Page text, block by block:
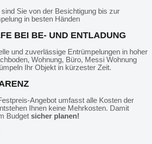
Sie von der Besichtigung bis zur
in besten Händen
BEI BE- UND ENTLADUNG
und zuverlässige Entrümpelungen in hoher
Wohnung, Büro, Messi Wohnung
Ihr Objekt in kürzester Zeit.
Angebot umfasst alle Kosten der
Ihnen keine Mehrkosten. Damit
Budget sicher planen!